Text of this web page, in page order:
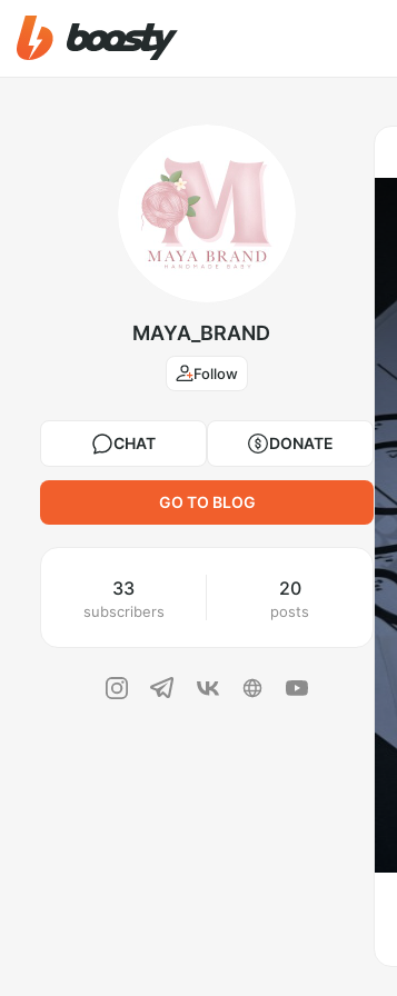
MAYA_BRAND
Follow
CHAT DONATE
GO TO BLOG
33
subscribers
20
posts